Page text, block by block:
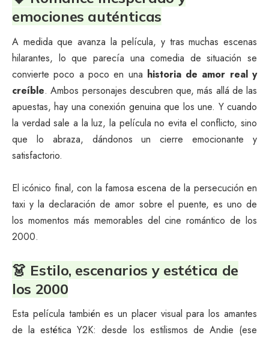
emociones auténticas
A medida que avanza la película, y tras muchas escenas
hilarantes, lo que parecía una comedia de situación se
convierte poco a poco en una historia de amor real y
creíble. Ambos personajes descubren que, más allá de las
apuestas, hay una conexión genuina que los une. Y cuando
la verdad sale a la luz, la película no evita el conflicto, sino
que lo abraza, dándonos un cierre emocionante y
satisfactorio.
El icónico final, con la famosa escena de la persecución en
taxi y la declaración de amor sobre el puente, es uno de
los momentos más memorables del cine romántico de los
2000.
👗 Estilo, escenarios y estética de
los 2000
Esta película también es un placer visual para los amantes
de la estética Y2K: desde los estilismos de Andie (ese